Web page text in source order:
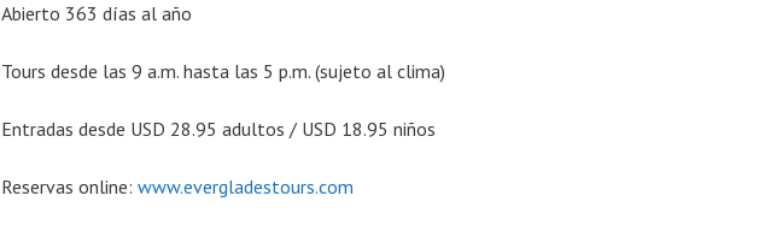
Abierto 363 días al año
Tours desde las 9 a.m. hasta las 5 p.m. (sujeto al clima)
Entradas desde USD 28.95 adultos / USD 18.95 niños
Reservas online: www.evergladestours.com